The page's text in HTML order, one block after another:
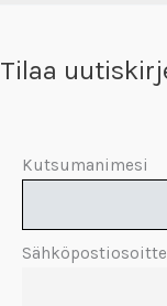
Tilaa
Kutsumanimesi